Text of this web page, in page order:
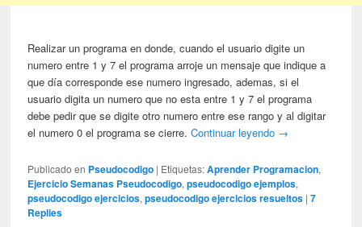
Realizar un programa en donde, cuando el usuario digite un
numero entre 1 y 7 el programa arroje un mensaje que indique a
que día corresponde ese numero ingresado, ademas, si el
usuario digita un numero que no esta entre 1 y 7 el programa
debe pedir que se digite otro numero entre ese rango y al digitar
el numero 0 el programa se cierre.Continuar leyendo →
Publicado en Pseudocodigo | Etiquetas: Aprender Programacion,
Ejercicio Semanas Pseudocodigo,pseudocodigo ejemplos,
pseudocodigo ejercicios,pseudocodigo ejercicios resueltos |7
Replies